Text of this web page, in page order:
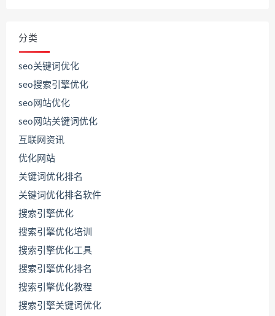
分类
seo关键词优化
seo搜索引擎优化
seo网站优化
seo网站关键词优化
互联网资讯
优化网站
关键词优化排名
关键词优化排名软件
搜索引擎优化
搜索引擎优化培训
搜索引擎优化工具
搜索引擎优化排名
搜索引擎优化教程
搜索引擎关键词优化